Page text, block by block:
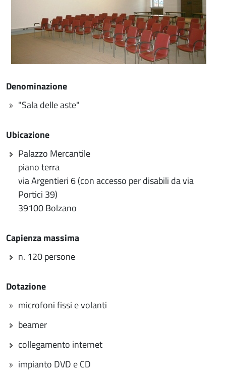
Denominazione
"Sala delle aste"
Ubicazione
Palazzo Mercantile
piano terra
via Argentieri 6 (con accesso per disabili da via
Portici 39)
39100 Bolzano
Capienza massima
n. 120 persone
Dotazione
microfoni fissi e volanti
beamer
collegamento internet
impianto DVD e CD